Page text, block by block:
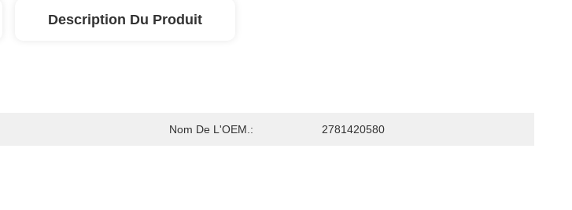
Description Du Produit
Nom De L'OEM.: 2781420580